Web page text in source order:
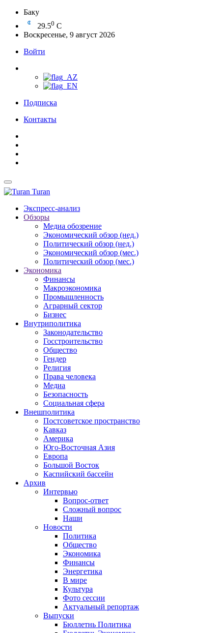
Баку
29.50 C
Воскресенье, 9 август 2026
Войти
Подписка
Контакты
Turan
Экспресс-анализ
Обзоры
Медиа обозрение
Экономический обзор (нед.)
Политический обзор (нед.)
Экономический обзор (мес.)
Политический обзор (мес.)
Экономика
Финансы
Макроэкономика
Промышленность
Аграрный сектор
Бизнес
Внутриполитика
Законодательство
Госстроительство
Общество
Гендер
Религия
Права человека
Медиа
Безопасность
Социальная сфера
Внешполитика
Постсоветское пространство
Кавказ
Америка
Юго-Восточная Азия
Европа
Большой Восток
Каспийский бассейн
Архив
Интервью
Вопрос-ответ
Сложный вопрос
Наши
Новости
Политика
Общество
Экономика
Финансы
Энергетика
В мире
Культура
Фото сессии
Актуальный репортаж
Выпуски
Бюллетнь Политика